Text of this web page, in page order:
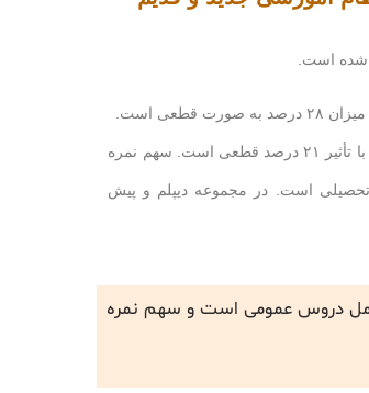
شده است.
نظامی سالی واحدی و ترمی‌واحدی در گروه‌های آزمایشی هنر و زبان‌های خارجی با تأثیر ۲۱ درصد قطعی است. سهم نمره
نمره کل سابقه تحصیلی است. در مجموعه دیپلم و پیش
در گروه‌های آزمایشی هنر و زبان‌های خارجی آزمون سراسری ۱۴۰۳ فقط شامل دروس عمومی است و سهم نمره